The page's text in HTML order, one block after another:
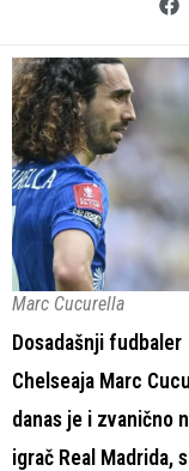
Marc Cucurella
Dosadašnji fudbaler
Chelseaja Marc
danas je i zvanično
igrač Real Madrida,